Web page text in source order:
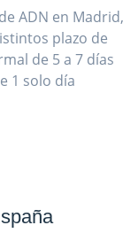
ADN en Madrid,
plazo de
de 5 a 7 días
1 solo día